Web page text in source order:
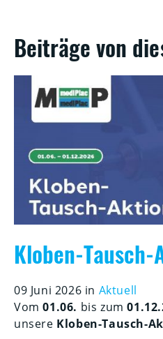
Beiträge von
Kloben-
09 Juni 2026 in Aktuell
Vom01.06. bis zum
unsere Kloben-Tausch-